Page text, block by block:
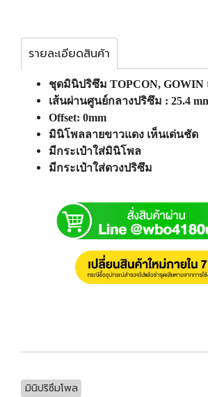
รายละเอียดสินค้า
ชุดมินิปริซึม TOPCON, GOWIN
เส้นผ่านศูนย์กลางปริซึม : 25.4
Offset: 0mm
มินิโพลลายขาวแดง เห็นเด่นชัด
มีกระเป๋าใส่มินิโพล
มีกระเป๋าใส่ดวงปริซึม
มินิปริซึมโพล